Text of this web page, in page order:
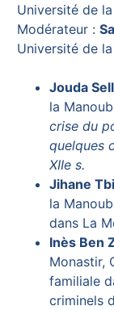
Université de
Modérateur :
Université de
Jouda
la
crise du
quelques
XIIe s.
Jihane
la
dans La
Inès Ben
Monastir,
familiale
criminels